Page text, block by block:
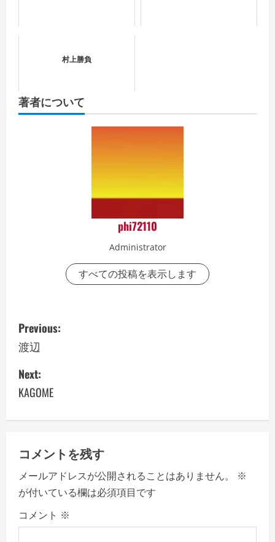
村上勝負
著者について
phi72110
Administrator
すべての投稿を表示します
P
o
s
t
n
a
v
i
g
Previous:
渡辺
Next:
KAGOME
コメントを残す
メールアドレスが公開されることはありません。
※
が付いている欄は必須項目です
コメント ※